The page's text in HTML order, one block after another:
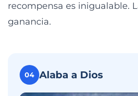
recompensa es inigualable.
ganancia.
04 Alaba a Dios